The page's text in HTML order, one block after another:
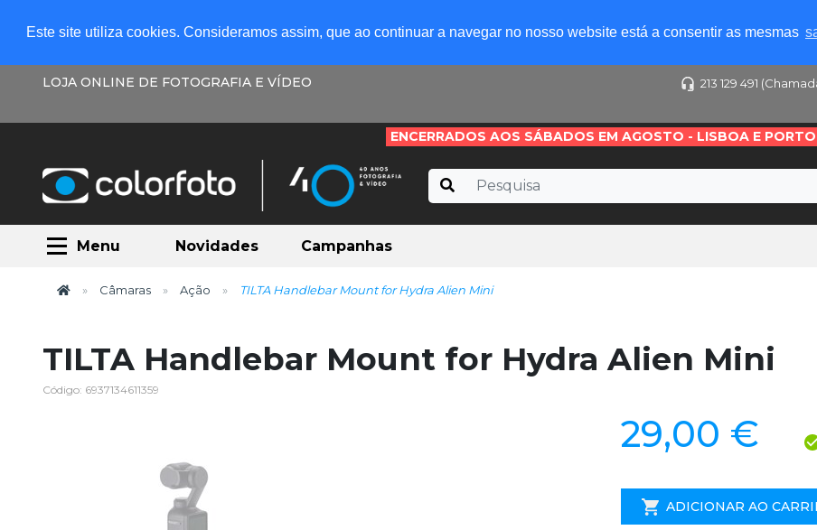
Este site utiliza cookies. Consideramos assim, que ao continuar a navegar no nosso website está a consentir as mesmas
LOJA ONLINE DE FOTOGRAFIA E VÍDEO 213 129 491
ENCERRADOS AOS SÁBADOS EM AGOSTO - LISBOA E PORTO
Menu Novidades Campanhas
Câmaras Ação TILTA Handlebar Mount for Hydra Alien Mini
TILTA Handlebar Mount for Hydra Alien Mini
Código: 6937134611359
29,00 €
ADICIONAR AO